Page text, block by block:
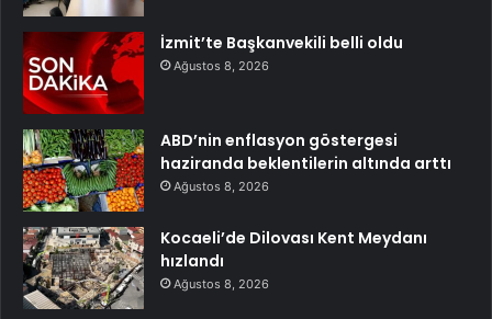
İzmit’te Başkanvekili belli oldu
Ağustos 8, 2026
ABD’nin enflasyon göstergesi
haziranda beklentilerin altında arttı
Ağustos 8, 2026
Kocaeli’de Dilovası Kent Meydanı
hızlandı
Ağustos 8, 2026